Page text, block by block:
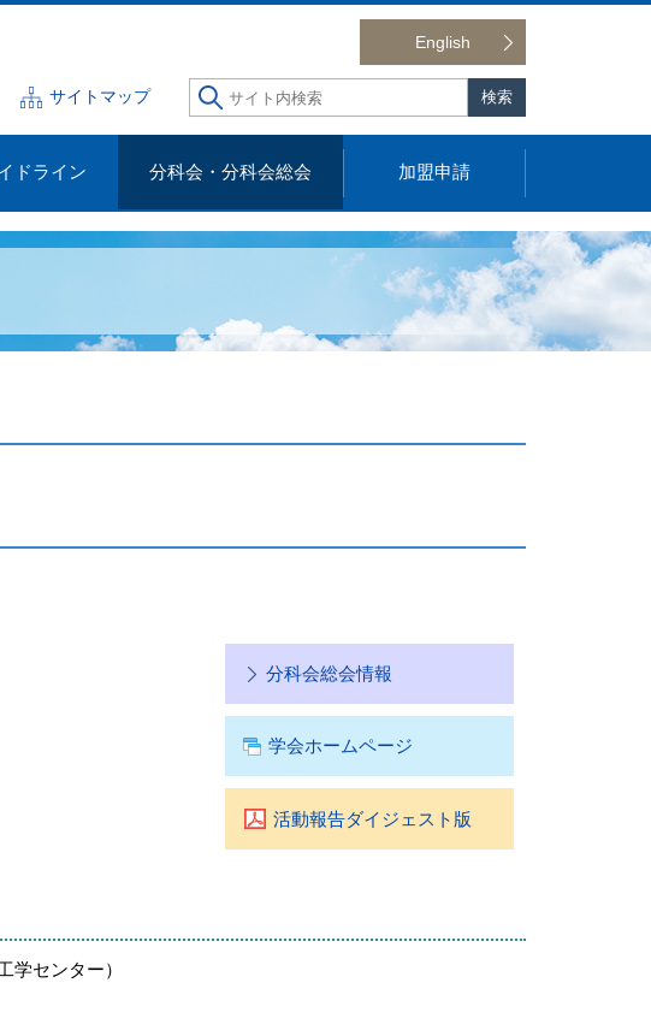
English
サイトマップ
ドライン 分科会・分科会総会 加盟申請
分科会総会情報
学会ホームページ
活動報告ダイジェスト版
センター）